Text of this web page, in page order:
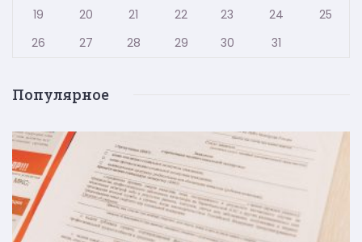
19
20 21 22 23 24
25
26
27 28 29 30 31
Популярное